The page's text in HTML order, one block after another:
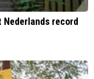
Nederlands record